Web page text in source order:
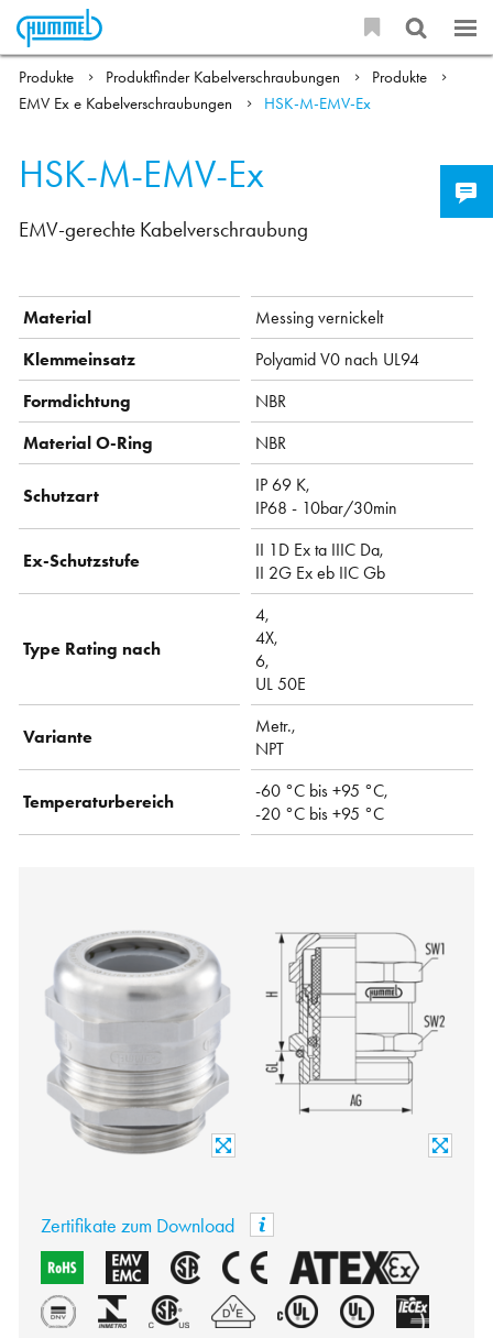
Produkte Produktfinder Kabelverschraubungen
Produkte
EMV Ex e Kabelverschraubungen
HSK-M-EMV-Ex
HSK-M-EMV-Ex
EMV-gerechte Kabelverschraubung
Material
Messing vernickelt
Klemmeinsatz
Polyamid V0 nach UL94
Formdichtung
NBR
Material O-Ring
NBR
Schutzart
IP 69 K,
IP68 - 10bar/30min
Ex-Schutzstufe
II 1D Ex ta IIIC Da,
II 2G Ex eb IIC Gb
Type Rating nach
4,
4X,
6,
UL 50E
Variante
Metr.,
NPT
Temperaturbereich
-60 °C bis +95 °C,
-20 °C bis +95 °C
Zertifikate zum Download